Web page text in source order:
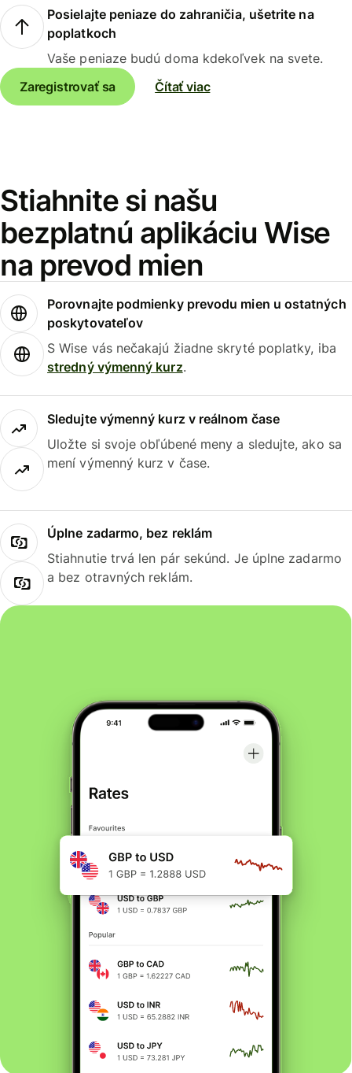
Posielajte peniaze do zahraničia, ušetrite na
poplatkoch
Vaše peniaze budú doma kdekoľvek na svete.
Zaregistrovať sa
Čítať viac
Stiahnite si našu
bezplatnú aplikáciu Wise
na prevod mien
Porovnajte podmienky prevodu mien u ostatných
poskytovateľov
S Wise vás nečakajú žiadne skryté poplatky, iba
stredný výmenný kurz.
Sledujte výmenný kurz v reálnom čase
Uložte si svoje obľúbené meny a sledujte, ako sa
mení výmenný kurz v čase.
Úplne zadarmo, bez reklám
Stiahnutie trvá len pár sekúnd. Je úplne zadarmo
a bez otravných reklám.